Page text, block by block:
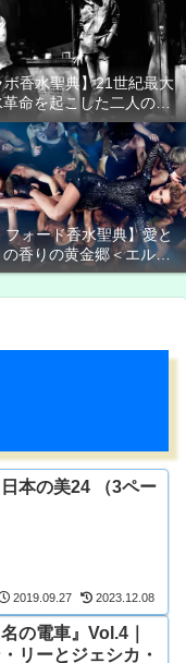
ボ香水聖典】21世紀最大
命を起こした二人の男
たち
フォード香水聖典】愛と
香りの黄金郷＜エルド
ラド＞
本の美24 （3ペー
2019.09.27 2023.12.08
の電車』Vol.4｜
リーとジェシカ・